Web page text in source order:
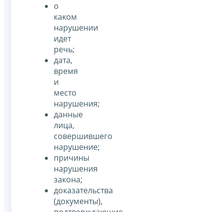
о
каком
нарушении
идет
речь;
дата,
время
и
место
нарушения;
данные
лица,
совершившего
нарушение;
причины
нарушения
закона;
доказательства
(документы),